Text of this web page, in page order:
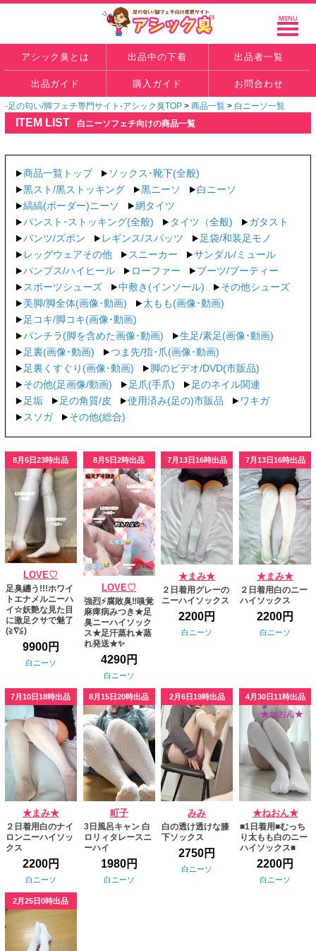
アシック臭とは 出品中の下着 出品者一覧
出品ガイド 購入ガイド お問合わせ
-足の匂い/脚フェチ専門サイト-アシック臭TOP > 商品一覧 > 白ニーソ一覧
ITEM LIST 白ニーソフェチ向けの商品一覧
商品一覧トップ
ソックス･靴下(全般)
黒スト/黒ストッキング
黒ニーソ
白ニーソ
縞縞(ボーダー)ニーソ
網タイツ
パンスト･ストッキング(全般)
タイツ（全般)
ガタスト
パンツ/ズボン
レギンス/スパッツ
足袋/和装足モノ
レッグウェアその他
スニーカー
サンダル/ミュール
パンプス/ハイヒール
ローファー
ブーツ/ブーティー
スポーツシューズ
中敷き(インソール)
その他シューズ
美脚/脚全体(画像･動画)
太もも(画像･動画)
足コキ/脚コキ(画像･動画)
パンチラ(脚を含めた画像･動画)
生足/素足(画像･動画)
足裏(画像･動画)
つま先/指･爪(画像･動画)
足裏くすぐり(画像･動画)
脚のビデオ/DVD(市販品)
その他(足画像/動画)
足爪(手爪)
足のネイル関連
足垢
足の角質/皮 使用済み(足の)市販品
ワキガ
スソガ
その他(総合)
8月6日23時出品
LOVE♡
足臭纏う!!!ホワイ
トエナメルニーハ
イ☆妖艶な見た目
に激足クサで魅了
(≧∇≦)
9900円
白ニーソ
8月5日2時出品
LOVE♡
強烈⚡️腐敗臭‼️嗅覚
麻痺病みつき★足
臭ニーハイソック
ス★足汗蒸れ★蒸
れ発送★✨
4290円
白ニーソ
7月13日16時出品
★まみ★
２日着用グレーの
ニーハイソックス
2200円
白ニーソ
7月13日16時出品
★まみ★
２日着用白のニー
ハイソックス
2200円
白ニーソ
7月10日18時出品
★まみ★
２日着用白のナイ
ロンニーハイソッ
クス
2200円
白ニーソ
8月15日20時出品
町子
3日風呂キャン 白
ロリィタレースニ
ーハイ
1980円
白ニーソ
2月6日19時出品
みみ
白の透け透けな膝
下ソックス
2750円
白ニーソ
4月30日11時出品
★ねおん★
■1日着用■むっち
り太もも白のニー
ハイソックス■
2200円
白ニーソ
2月25日0時出品